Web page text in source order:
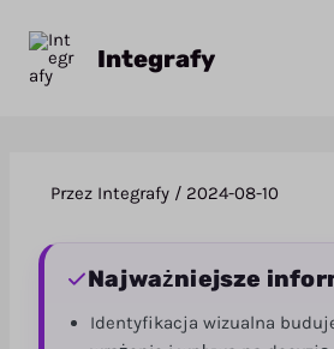
treści
Integrafy
Przez Integrafy / 2024-08-10
Najważniejsze
Identyfikacja wizualna